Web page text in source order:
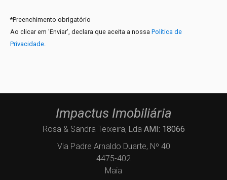
*Preenchimento obrigatório
Ao clicar em 'Enviar', declara que aceita a nossa Política de
Privacidade.
Impactus Imobiliária
Rosa & Sandra Teixeira, Lda AMI: 18066
Via Padre Arnaldo Duarte, Nº 40
4475-402
Maia